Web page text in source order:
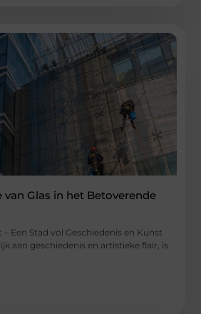
van Glas in het Betoverende
Een Stad vol Geschiedenis en Kunst
aan geschiedenis en artistieke flair, is